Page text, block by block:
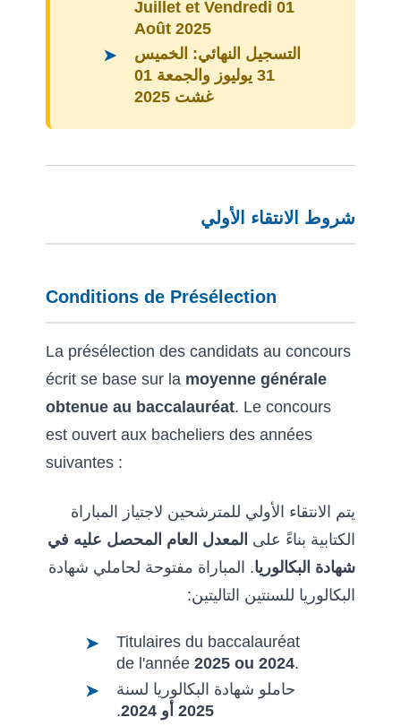
Juillet et Vendredi 01
Août 2025
التسجيل النهائي: الخميس
31 يوليوز والجمعة 01
غشت 2025
شروط الانتقاء الأولي
Conditions de Présélection
La présélection des candidats au concours
écrit se base sur la moyenne générale
obtenue au baccalauréat. Le concours
est ouvert aux bacheliers des années
suivantes :
يتم الانتقاء الأولي للمترشحين لاجتياز المباراة
الكتابية بناءً على المعدل العام المحصل عليه في
شهادة البكالوريا. المباراة مفتوحة لحاملي شهادة
البكالوريا للسنتين التاليتين:
Titulaires du baccalauréat
de l'année 2025 ou 2024.
حاملو شهادة البكالوريا لسنة
2025 أو 2024
.